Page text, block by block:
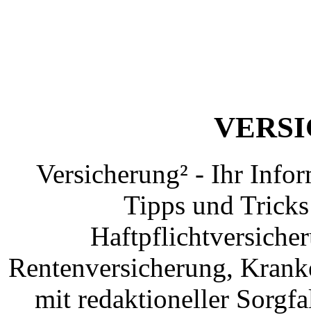
Versicherung² - Ihr
Tipps und
Rentenversicherung,
mit redaktioneller